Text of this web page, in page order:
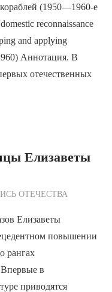
(1950—1960-е
reconnaissance
and applying
Аннотация. В
отечественных
Елизаветы
ОТЕЧЕСТВА
Елизаветы
повышении
рангах
в
приводятся